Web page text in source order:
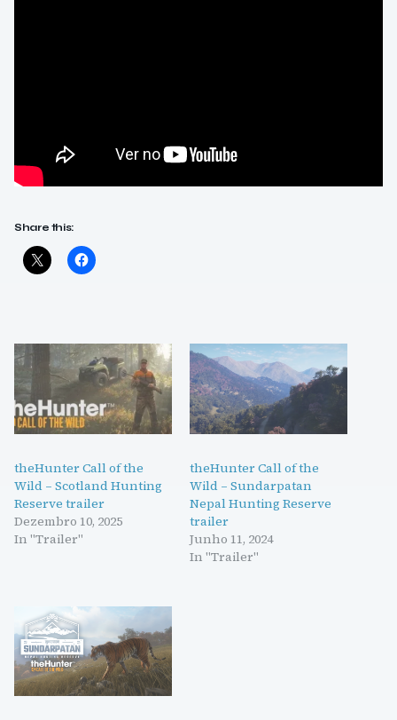
Share this:
theHunter Call of the
Wild – Scotland Hunting
Reserve trailer
Dezembro 10, 2025
In "Trailer"
theHunter Call of the
Wild – Sundarpatan
Nepal Hunting Reserve
trailer
Junho 11, 2024
In "Trailer"